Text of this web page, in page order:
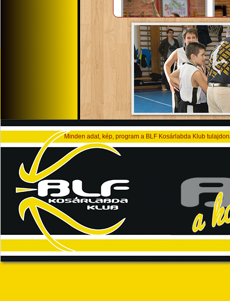
Kupa - Gödöllő
Minden adat, kép, program a BLF Kosárlabda Klub